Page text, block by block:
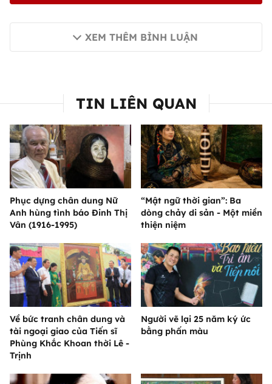
XEM THÊM BÌNH LUẬN
TIN LIÊN QUAN
Phục dựng chân dung Nữ
Anh hùng tình báo Đinh Thị
Vân (1916-1995)
“Mật ngữ thời gian”: Ba
dòng chảy di sản - Một miền
thiện niệm
Về bức tranh chân dung và
tài ngoại giao của Tiến sĩ
Phùng Khắc Khoan thời Lê -
Trịnh
Người vẽ lại 25 năm ký ức
bằng phấn màu